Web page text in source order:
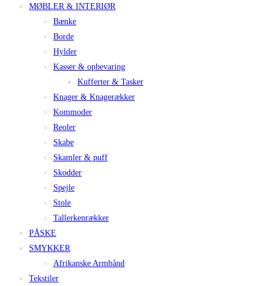
MØBLER & INTERIØR
Bænke
Borde
Hylder
Kasser & opbevaring
Kufferter & Tasker
Knager & Knagerækker
Kommoder
Reoler
Skabe
Skamler & puff
Skodder
Spejle
Stole
Tallerkenrækker
PÅSKE
SMYKKER
Afrikanske Armbånd
Tekstiler